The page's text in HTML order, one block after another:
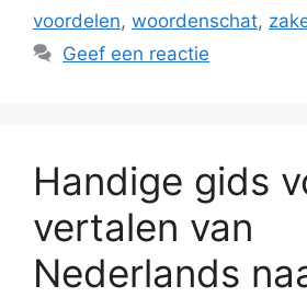
voordelen, woordenschat,
Geef een reactie
Handige gids
vertalen van
Nederlands